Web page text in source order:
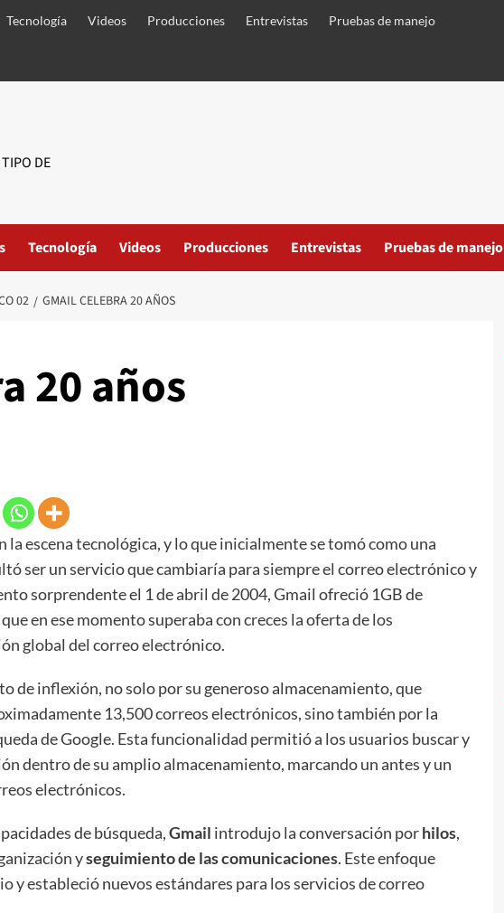
Tecnología Videos Producciones Entrevistas Pruebas de manejo
DE
Tecnología Videos Producciones Entrevistas Pruebas de manejo
02 GMAIL CELEBRA 20 AÑOS
20 años
escena tecnológica, y lo que inicialmente se tomó como una
ser un servicio que cambiaría para siempre el correo electrónico y
sorprendente el 1 de abril de 2004, Gmail ofreció 1GB de
en ese momento superaba con creces la oferta de los
global del correo electrónico.
de inflexión, no solo por su generoso almacenamiento, que
13,500 correos electrónicos, sino también por la
de Google. Esta funcionalidad permitió a los usuarios buscar y
dentro de su amplio almacenamiento, marcando un antes y un
electrónicos.
de búsqueda,Gmail introdujo la conversación porhilos,
yseguimiento de las comunicaciones. Este enfoque
y estableció nuevos estándares para los servicios de correo